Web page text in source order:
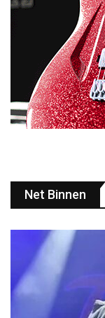
Net Binnen